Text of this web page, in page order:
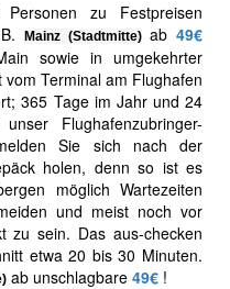
Personen zu Festpreisen
Mainz (Stadtmitte)ab49€‎
sowie in umgekehrter
Terminal am Flughafen
365 Tage im Jahr und 24
Flughafenzubringer-
Sie sich nach der
holen, denn so ist es
möglich Wartezeiten
und meist noch vor
zu sein. Das aus-checken
etwa 20 bis 30 Minuten.
ab unschlagbare 49€‎ !